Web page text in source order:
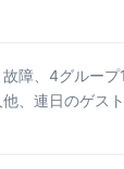
障、4グルー
、連日のゲスト